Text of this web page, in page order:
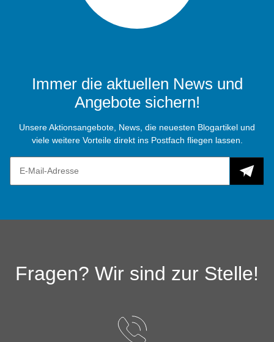
Immer die aktuellen News und
Angebote sichern!
Unsere Aktionsangebote, News, die neuesten Blogartikel und
viele weitere Vorteile direkt ins Postfach fliegen lassen.
Fragen? Wir sind zur Stelle!